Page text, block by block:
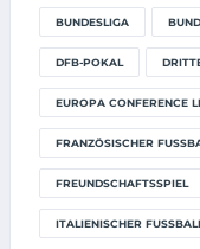
BUNDESLIGA
DFB-POKAL
EUROPA CONFERENCE
FRANZÖSISCHER
FREUNDSCHAFTSSPIEL
ITALIENISCHER